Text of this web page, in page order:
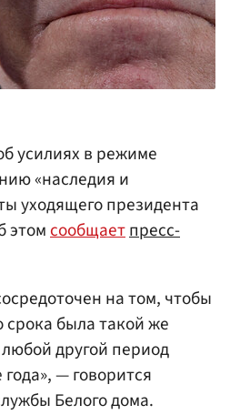
усилиях в режиме
«наследия и
уходящего президента
этомсообщаетпресс-
на том, чтобы
срока была такой же
другой период
— говорится
Белого дома.